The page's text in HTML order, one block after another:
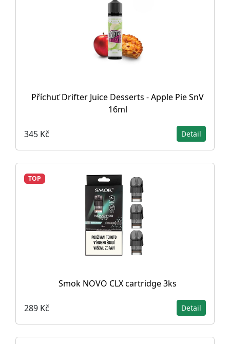
Příchuť Drifter Juice Desserts - Apple Pie SnV
16ml
345 Kč Detail
TOP
Smok NOVO CLX cartridge 3ks
289 Kč Detail